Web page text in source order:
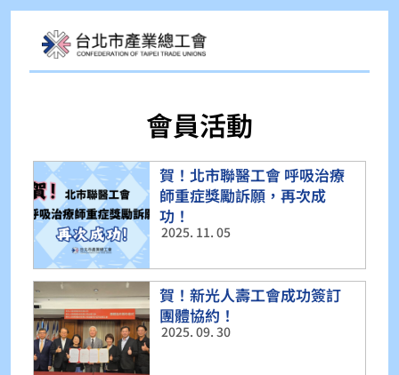
會員活動
賀！北市聯醫工會 呼吸治療
師重症獎勵訴願，再次成
功！
2025. 11. 05
賀！新光人壽工會成功簽訂
團體協約！
2025. 09. 30